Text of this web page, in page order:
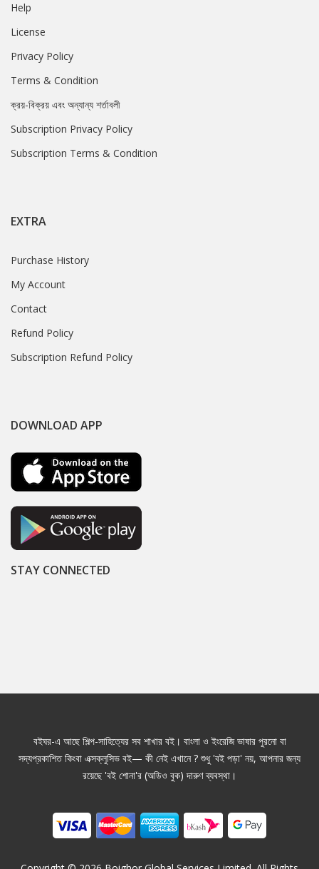
Help
License
Privacy Policy
Terms & Condition
ক্রয়-বিক্রয় এবং অন্যান্য শর্তাবলী
Subscription Privacy Policy
Subscription Terms & Condition
EXTRA
Purchase History
My Account
Contact
Refund Policy
Subscription Refund Policy
DOWNLOAD APP
STAY CONNECTED
বইঘর-এ আছে শিল্প-সাহিত্যের সব শাখার বই। বাংলা ও ইংরেজি ভাষার পুরনো বা
সদ্যপ্রকাশিত কিংবা এক্সক্লুসিভ বই— কী নেই এখানে ? শুধু 'বই পড়া' নয়, আপনার জন্য
রয়েছে 'বই শোনা'র (অডিও বুক) দারুণ ব্যবস্থা।